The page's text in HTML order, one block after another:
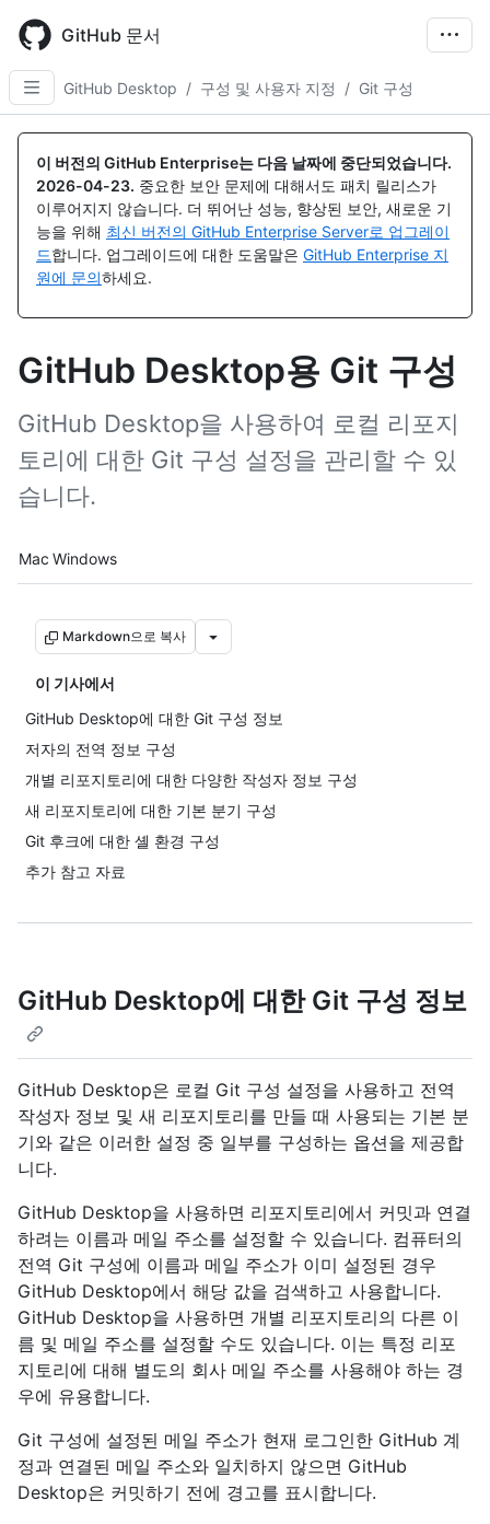
main
content
GitHub 문서
GitHub Desktop / 구성 및 사용자 지정 / Git 구성
이 버전의 GitHub Enterprise는 다음 날짜에 중단되었습니다.
2026-04-23. 중요한 보안 문제에 대해서도 패치 릴리스가
이루어지지 않습니다. 더 뛰어난 성능, 향상된 보안, 새로운 기
능을 위해 최신 버전의 GitHub Enterprise Server로 업그레이
드합니다. 업그레이드에 대한 도움말은 GitHub Enterprise 지
원에 문의하세요.
GitHub Desktop용 Git 구성
GitHub Desktop을 사용하여 로컬 리포지
토리에 대한 Git 구성 설정을 관리할 수 있
습니다.
Platform navigation
Mac Windows
Markdown으로 복사
이 기사에서
GitHub Desktop에 대한 Git 구성 정보
저자의 전역 정보 구성
개별 리포지토리에 대한 다양한 작성자 정보 구성
새 리포지토리에 대한 기본 분기 구성
Git 후크에 대한 셸 환경 구성
추가 참고 자료
GitHub Desktop에 대한 Git 구성 정보
GitHub Desktop은 로컬 Git 구성 설정을 사용하고 전역
작성자 정보 및 새 리포지토리를 만들 때 사용되는 기본 분
기와 같은 이러한 설정 중 일부를 구성하는 옵션을 제공합
니다.
GitHub Desktop을 사용하면 리포지토리에서 커밋과 연결
하려는 이름과 메일 주소를 설정할 수 있습니다. 컴퓨터의
전역 Git 구성에 이름과 메일 주소가 이미 설정된 경우
GitHub Desktop에서 해당 값을 검색하고 사용합니다.
GitHub Desktop을 사용하면 개별 리포지토리의 다른 이
름 및 메일 주소를 설정할 수도 있습니다. 이는 특정 리포
지토리에 대해 별도의 회사 메일 주소를 사용해야 하는 경
우에 유용합니다.
Git 구성에 설정된 메일 주소가 현재 로그인한 GitHub 계
정과 연결된 메일 주소와 일치하지 않으면 GitHub
Desktop은 커밋하기 전에 경고를 표시합니다.